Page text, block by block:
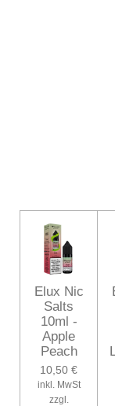
Elux Nic
Salts
10ml -
Apple
Peach
10,50 €
inkl. MwSt
zzgl.